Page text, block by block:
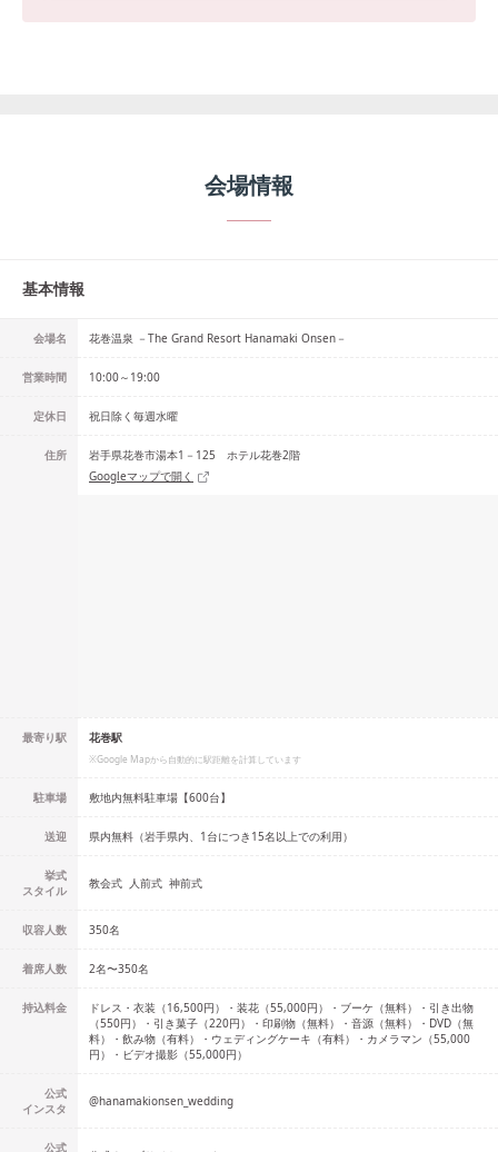
会場情報
基本情報
会場名 花巻温泉 －The Grand Resort Hanamaki Onsen－
営業時間 10:00～19:00
定休日 祝日除く毎週水曜
住所
岩手県花巻市湯本1－125 ホテル花巻2階
Googleマップで開く
最寄り駅 花巻駅
※Google Mapから自動的に駅距離を計算しています
駐車場 敷地内無料駐車場【600台】
送迎 県内無料（岩手県内、1台につき15名以上での利用）
挙式
スタイル
教会式 人前式 神前式
収容人数 350名
着席人数 2名〜350名
持込料金
ドレス・衣装（16,500円）・装花（55,000円）・ブーケ（無料）・引き出物
（550円）・引き菓子（220円）・印刷物（無料）・音源（無料）・DVD（無
料）・飲み物（有料）・ウェディングケーキ（有料）・カメラマン（55,000
円）・ビデオ撮影（55,000円）
公式
インスタ
@hanamakionsen_wedding
公式